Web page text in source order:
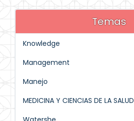
Temas
Knowledge
Management
Manejo
MEDICINA Y CIENCIAS DE LA SALUD